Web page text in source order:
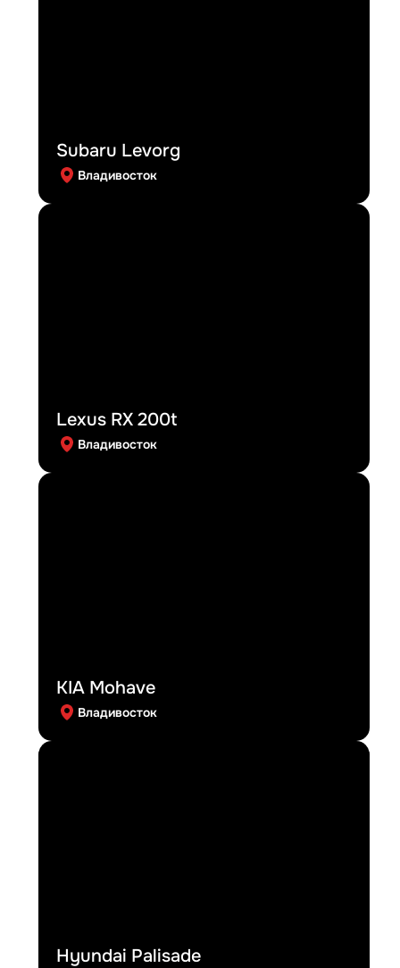
Subaru Levorg
Владивосток
Lexus RX 200t
Владивосток
KIA Mohave
Владивосток
Hyundai Palisade